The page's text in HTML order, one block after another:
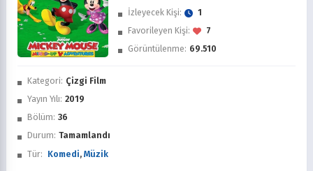
İzledim
Favorilere Ekle
Sonra İzle
Kategori: Çizgi Film
Yayın Yılı: 2019
Bölüm: 36
Durum: Tamamlandı
Tür: Komedi, Müzik
İzleyecek Kişi:
1
Favorileyen Kişi:
7
Görüntülenme: 69.510